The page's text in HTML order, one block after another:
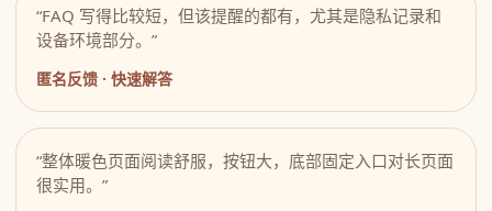
“FAQ 写得比较短，但该提醒的都有，尤其是隐私记录和
设备环境部分。”
匿名反馈 · 快速解答
“整体暖色页面阅读舒服，按钮大，底部固定入口对长页面
很实用。”